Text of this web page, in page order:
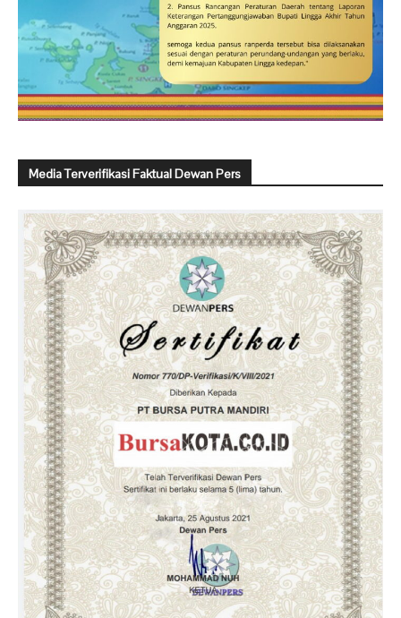
Media Terverifikasi Faktual Dewan Pers